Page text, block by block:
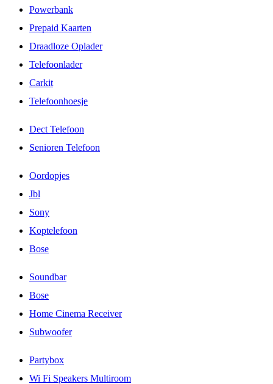
Powerbank
Prepaid Kaarten
Draadloze Oplader
Telefoonlader
Carkit
Telefoonhoesje
Dect Telefoon
Senioren Telefoon
Oordopjes
Jbl
Sony
Koptelefoon
Bose
Soundbar
Bose
Home Cinema Receiver
Subwoofer
Partybox
Wi Fi Speakers Multiroom